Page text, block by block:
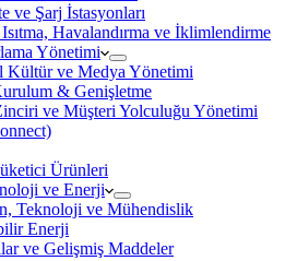
ve Şarj İstasyonları
Havalandırma ve İklimlendirme
Yönetimi
Kültür ve Medya Yönetimi
& Genişletme
ve Müşteri Yolculuğu Yönetimi
Ürünleri
ve Enerji
Teknoloji ve Mühendislik
Enerji
ve Gelişmiş Maddeler